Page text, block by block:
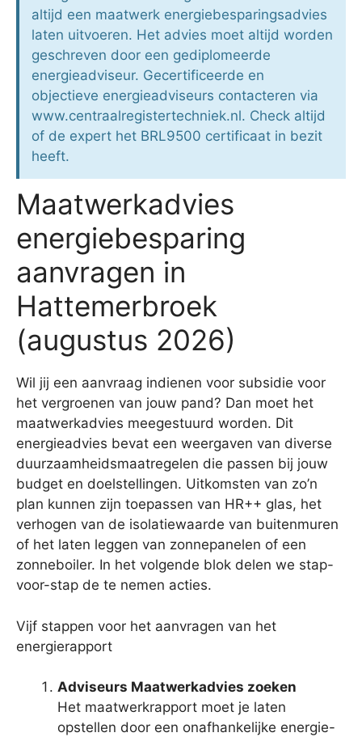
altijd een maatwerk energiebesparingsadvies
laten uitvoeren. Het advies moet altijd worden
geschreven door een gediplomeerde
energieadviseur. Gecertificeerde en
objectieve energieadviseurs contacteren via
www.centraalregistertechniek.nl. Check altijd
of de expert het BRL9500 certificaat in bezit
heeft.
Maatwerkadvies
energiebesparing
aanvragen in
Hattemerbroek
(augustus 2026)
Wil jij een aanvraag indienen voor subsidie voor
het vergroenen van jouw pand? Dan moet het
maatwerkadvies meegestuurd worden. Dit
energieadvies bevat een weergaven van diverse
duurzaamheidsmaatregelen die passen bij jouw
budget en doelstellingen. Uitkomsten van zo’n
plan kunnen zijn toepassen van HR++ glas, het
verhogen van de isolatiewaarde van buitenmuren
of het laten leggen van zonnepanelen of een
zonneboiler. In het volgende blok delen we stap-
voor-stap de te nemen acties.
Vijf stappen voor het aanvragen van het
energierapport
Adviseurs Maatwerkadvies zoeken
Het maatwerkrapport moet je laten
opstellen door een onafhankelijke energie-